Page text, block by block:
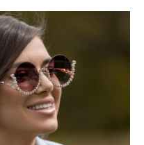
sexy